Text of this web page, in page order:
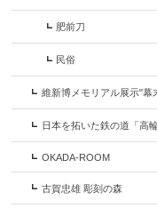
肥前刀
民俗
維新博メモリアル展示"幕
日本を拓いた鉄の道「高輪
OKADA-ROOM
古賀忠雄 彫刻の森